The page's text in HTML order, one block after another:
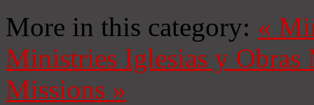
More in this category: «
Ministries Iglesias y Obras
Missions »